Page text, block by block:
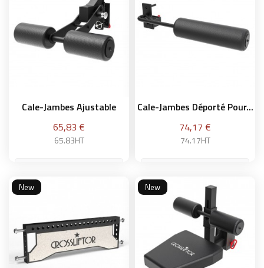
Cale-Jambes Ajustable
Prix
65,83 €
65.83HT
Cale-Jambes Déporté Pour...
Prix
74,17 €
74.17HT
Ajouter au panier
New New